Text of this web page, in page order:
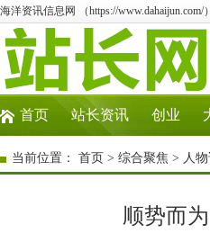
海洋资讯信息网 （https://
首页 站长资讯 创业
当前位置： 首页 > 综合聚焦 > 人
顺势而